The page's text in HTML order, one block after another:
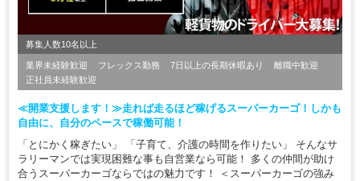
募集人数10名以上
業界未経験歓迎 フレックス勤務 7日以上の長期休暇あり
離職中歓迎
正社員未経験歓迎
≪開業支援します！≫走れば走るほど稼げるスーパーカーゴ！しかも
自由に、自分のペースで稼働可能！
「とにかく稼ぎたい」 「子育て、介護の時間を作りたい」 そんなサ
ラリーマンでは実現困難な事も自営業なら可能！ 多くの仲間が助け
合うスーパーカーゴならではの魅力です！ ＜スーパーカーゴの強み